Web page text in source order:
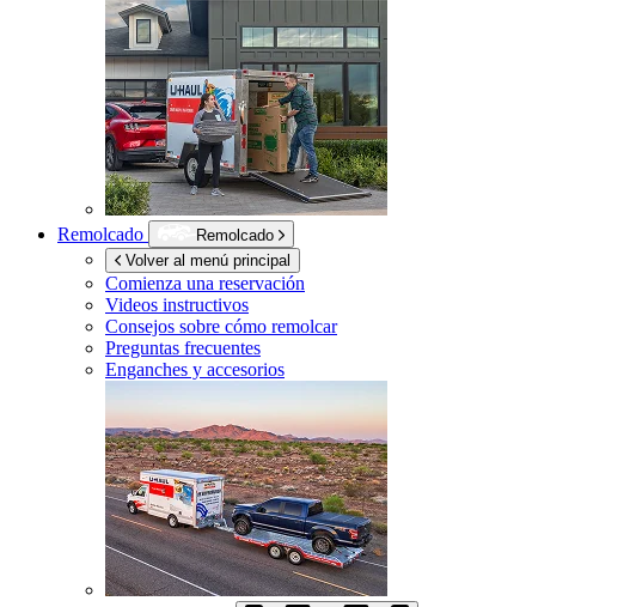
Remolcado
Remolcado
Volver al menú principal
Comienza una reservación
Videos instructivos
Consejos sobre cómo remolcar
Preguntas frecuentes
Enganches y accesorios